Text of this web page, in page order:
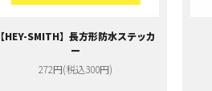
【HEY-SMITH】長方形防水ステッカ
ー
272円(税込300円)